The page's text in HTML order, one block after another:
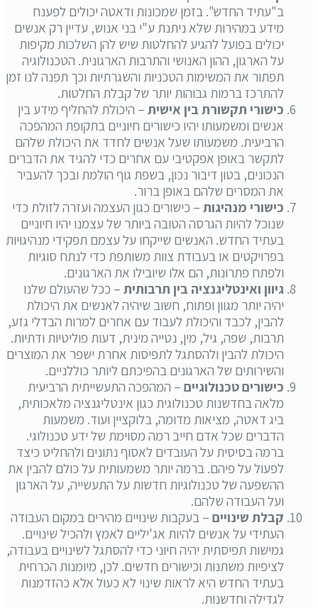
ב"עתיד החדש". בזמן שמכונות ודאטה יכולים לפענח
מידע במהירות שלא ניתנת ע"י בני אנוש, עדיין רק אנשים
יכולים בפועל להגיע להחלטות שיש להן השלכות מקיפות
על הארגון, ההון האנושי והתרבות הארגונית. הטכנולוגיה
תפתור את המשימות הטכניות והשגרתיות וכך תפנה לנו זמן
להתרכז ברמות גבוהות יותר של קבלת החלטות.
כישורי תקשורת בין אישית – היכולת להחליף מידע בין
אנשים ומשמעותו יהיו כישורים חיוניים בתקופת המהפכה
הרביעית. משמעותו שעל אנשים לחדד את היכולת שלהם
לתקשר באופן אפקטיבי עם אחרים כדי להגיד את הדברים
הנכונים, בטון דיבור נכון, בשפת גוף הולמת ובכך להעביר
את המסרים שלהם באופן ברור.
כישורי מנהיגות – כישורים כגון העצמה ועזרה לזולת כדי
שנוכל להיות הגרסה הטובה ביותר של עצמנו יהיו חיוניים
בעתיד החדש. האנשים שייקחו על עצמם תפקידי מנהיגויות
בפרויקטים או בעבודת צוות משותפת כדי לנתח סוגיות
ולפתח פתרונות, הם אלו שיובילו את הארגונים.
גיוון ואינטליגנציה בין תרבותית – ככל שהעולם שלנו
יהיה יותר מגוון ופתוח, חשוב שיהיה לאנשים את היכולת
להבין, לכבד והיכולת לעבוד עם אחרים למרות הבדלי גזע,
תרבות, שפה, גיל, מין, נטייה מינית, דעות פוליטיות ודתיות.
היכולת להבין ולהסתגל לתפיסות אחרת ישפר את המוצרים
והשירותים של הארגונים בהפיכתם ליותר כוללניים.
כישורים טכנולוגיים – המהפכה התעשייתית הרביעית
מלאה בחדשנות טכנולוגית כגון אינטליגנציה מלאכותית,
ביג דאטה, מציאות מדומה, בלוקציין ועוד. משמעות
הדברים שכל אדם חייב רמה מסוימת של ידע טכנולוגי.
ברמה בסיסית על העובדים לאסוף נתונים ולהחליט כיצד
לפעול על פיהם. ברמה יותר משמעותית על כולם להבין את
ההשפעה של טכנולוגיות חדשות על התעשייה, על הארגון
ועל העבודה שלהם.
קבלת שינויים – בעקבות שינויים מהירים במקום העבודה
העתידי על אנשים להיות אג'יליים לאמץ ולהכיל שינויים.
גמישות תפיסתית יהיה חיוני כדי להסתגל לשינויים בעבודה,
לציפיות משתנות וכישורים חדשים. לכן, מיומנות הכרחית
בעתיד החדש היא לראות שינוי לא כעול אלא כהזדמנות
לגדילה וחדשנות.